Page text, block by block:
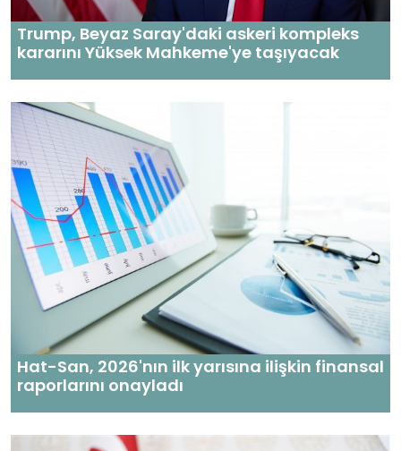
Trump, Beyaz Saray'daki askeri kompleks
kararını Yüksek Mahkeme'ye taşıyacak
Hat-San, 2026'nın ilk yarısına ilişkin finansal
raporlarını onayladı